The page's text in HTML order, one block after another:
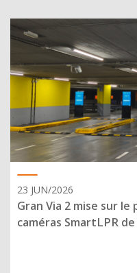
23 JUN/2026
Gran Via 2 mise sur
caméras SmartLPR